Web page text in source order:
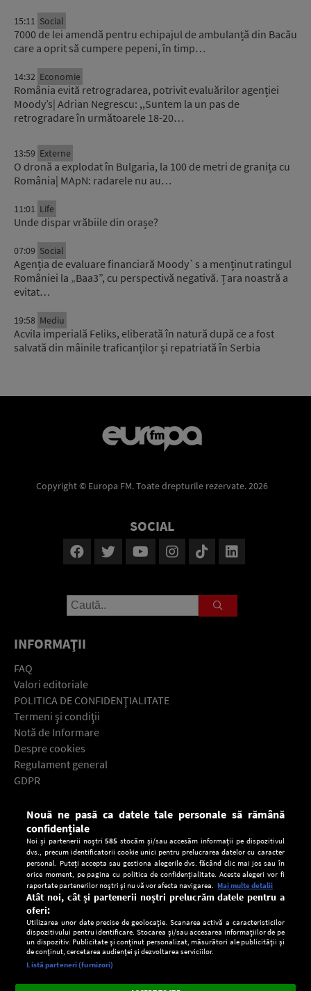
15:11 Social
7000 de lei amendă pentru echipajul de ambulanță din Bacău
care a oprit să cumpere pepeni, în timp…
14:32 Economie
România evită retrogradarea, potrivit evaluărilor agenției
Moody’s| Adrian Negrescu: ,,Suntem la un pas de
retrogradare în următoarele 18-20…
13:59 Externe
O dronă a explodat în Bulgaria, la 100 de metri de granița cu
România| MApN: radarele nu au…
11:01 Life
Unde dispar vrăbiile din orașe?
07:09 Social
Agenția de evaluare financiară Moody`s a menținut ratingul
României la „Baa3”, cu perspectivă negativă. Țara noastră a
evitat…
19:58 Mediu
Acvila imperială Feliks, eliberată în natură după ce a fost
salvată din mâinile traficanților și repatriată în Serbia
Copyright © Europa FM. Toate drepturile rezervate. 2026
SOCIAL
INFORMAŢII
FAQ
Valori editoriale
POLITICA DE CONFIDENŢIALITATE
Termeni şi condiţii
Notă de Informare
Despre cookies
Regulament general
GDPR
Descarcă gratuit aplicaţia Europa FM pentru smartphone:
Setări:
Dark
Nouă ne pasă ca datele tale personale să rămână
confidențiale
Noi și partenerii noștri585 stocăm și/sau accesăm informații pe dispozitivul
dvs., precum identificatorii cookie unici pentru prelucrarea datelor cu caracter
personal. Puteți accepta sau gestiona alegerile dvs. făcând clic mai jos sau în
orice moment, pe pagina cu politica de confidențialitate. Aceste alegeri vor fi
raportate partenerilor noștri și nu vă vor afecta navigarea. Mai multe detalii
Atât noi, cât și partenerii noștri prelucrăm datele pentru a
oferi:
Utilizarea unor date precise de geolocație. Scanarea activă a caracteristicilor
dispozitivului pentru identificare. Stocarea și/sau accesarea informațiilor de pe
un dispozitiv. Publicitate și conținut personalizat, măsurători ale publicității și
de conținut, cercetarea audienței și dezvoltarea serviciilor.
Listă parteneri (furnizori)